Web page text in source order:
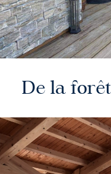
De la